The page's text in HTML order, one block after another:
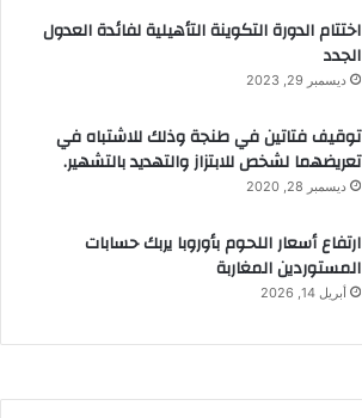
اختتام الدورة التكوينة التأهيلية لفائدة العدول
الجدد
ديسمبر 29, 2023
توقيف فتاتين في طنجة وذلك للاشتباه في
تعريضهما لشخص للابتزاز والتهديد بالتشهير.
ديسمبر 28, 2020
ارتفاع أسعار اللحوم بأوروبا يربك حسابات
المستوردين المغاربة
أبريل 14, 2026